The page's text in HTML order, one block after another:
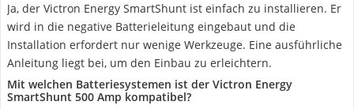
Ja, der Victron Energy SmartShunt ist einfach zu installieren. Er
wird in die negative Batterieleitung eingebaut und die
Installation erfordert nur wenige Werkzeuge. Eine ausführliche
Anleitung liegt bei, um den Einbau zu erleichtern.
Mit welchen Batteriesystemen ist der Victron Energy
SmartShunt 500 Amp kompatibel?